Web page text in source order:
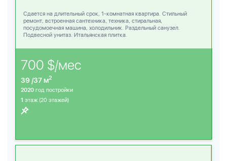
Сдается на длительный срок, 1-комнатная квартира. Стильный
ремонт, встроенная сантехника, техника, стиральная,
посудомоечная машина, холодильник. Раздельный санузел.
Подвесной унитаз. Итальянская плитка.
700 $/мес
39 /37 м2
2020 год постройки
1 этаж (20 этажей)